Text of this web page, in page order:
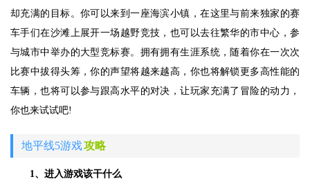
却充满的目标。你可以来到一座海滨小镇，在这里与前来独家的赛
车手们在沙滩上展开一场越野竞技，也可以去往繁华的市中心，参
与城市中举办的大型竞标赛。拥有拥有生涯系统，随着你在一次次
比赛中拔得头筹，你的声望将越来越高，你也将解锁更多高性能的
车辆，也将可以参与跟高水平的对决，让玩家充满了冒险的动力，
你也来试试吧!
地平线5游戏攻略
1、进入游戏该干什么